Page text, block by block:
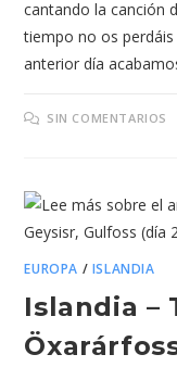
cantando la canción
tiempo no os
anterior día
SIN COMENTARIOS
EUROPA / ISLANDIA
Islandia –